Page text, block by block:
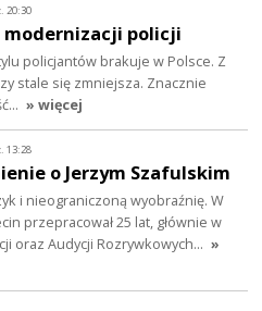
20:30
modernizacji policji
policjantów brakuje w Polsce. Z
stale się zmniejsza. Znacznie
» więcej
13:28
o Jerzym Szafulskim
i nieograniczoną wyobraźnię. W
przepracował 25 lat, głównie w
oraz Audycji Rozrywkowych… »